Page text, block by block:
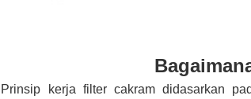
Prinsip kerja filter cakram didasarkan